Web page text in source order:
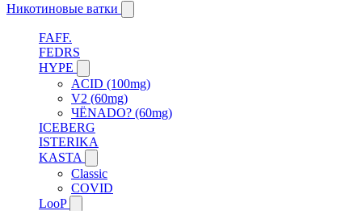
Никотиновые ватки
FAFF.
FEDRS
HYPE
ACID (100mg)
V2 (60mg)
ЧЁNADO? (60mg)
ICEBERG
ISTERIKA
KASTA
Classic
COVID
LooP